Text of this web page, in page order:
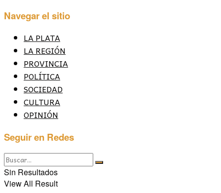
Navegar el sitio
LA PLATA
LA REGIÓN
PROVINCIA
POLÍTICA
SOCIEDAD
CULTURA
OPINIÓN
Seguir en Redes
Sin Resultados
View All Result